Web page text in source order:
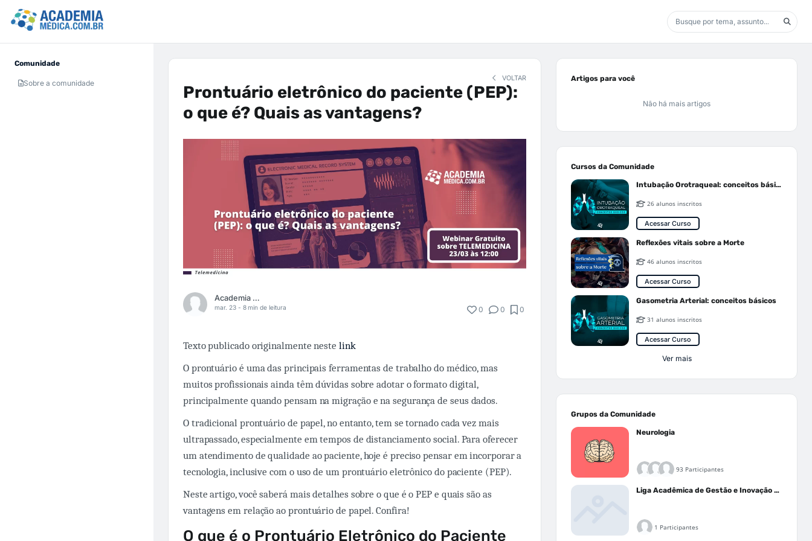
Comunidade
Sobre a comunidade
VOLTAR
Prontuário eletrônico do paciente (PEP):
o que é? Quais as vantagens?
Academia Médica
mar. 23 - 8 min de leitura 0 0 0
Texto publicado originalmente neste link
O prontuário é uma das principais ferramentas de trabalho do médico, mas
muitos profissionais ainda têm dúvidas sobre adotar o formato digital,
principalmente quando pensam na migração e na segurança de seus dados.
O tradicional prontuário de papel, no entanto, tem se tornado cada vez mais
ultrapassado, especialmente em tempos de distanciamento social. Para oferecer
um atendimento de qualidade ao paciente, hoje é preciso pensar em incorporar a
tecnologia, inclusive com o uso de um prontuário eletrônico do paciente (PEP).
Neste artigo, você saberá mais detalhes sobre o que é o PEP e quais são as
vantagens em relação ao prontuário de papel. Confira!
O que é o Prontuário Eletrônico do Paciente
Artigos para você
Não há mais artigos
Cursos da Comunidade
Intubação Orotraqueal: conceitos básicos
26 alunos inscritos
Acessar Curso
Reflexões vitais sobre a Morte
46 alunos inscritos
Acessar Curso
Gasometria Arterial: conceitos básicos
31 alunos inscritos
Acessar Curso
Ver mais
Grupos da Comunidade
Neurologia
93 Participantes
Liga Acadêmica de Gestão e Inovação Médica - LAGIM
1 Participantes